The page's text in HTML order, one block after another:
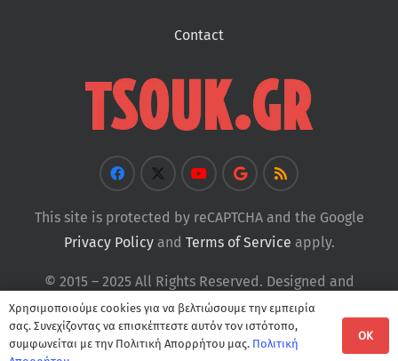
Contact
This site is protected by reCAPTCHA and the Google
Privacy Policyand Terms of Service apply.
© 2015 – 2025 All Rights Reserved. Designed and
Developed byTsouk
Χρησιμοποιούμε cookies για να βελτιώσουμε την εμπειρία
σας. Συνεχίζοντας να επισκέπτεστε αυτόν τον ιστότοπο,
συμφωνείται με την Πολιτική Απορρήτου μας. Πολιτική
OK